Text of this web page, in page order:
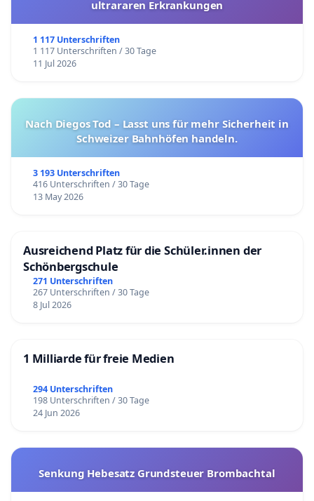
ultrararen Erkrankungen
1 117 Unterschriften
1 117 Unterschriften / 30 Tage
11 Jul 2026
Nach Diegos Tod – Lasst uns für mehr Sicherheit in
Schweizer Bahnhöfen handeln.
3 193 Unterschriften
416 Unterschriften / 30 Tage
13 May 2026
Ausreichend Platz für die Schüler.innen der
Schönbergschule
271 Unterschriften
267 Unterschriften / 30 Tage
8 Jul 2026
1 Milliarde für freie Medien
294 Unterschriften
198 Unterschriften / 30 Tage
24 Jun 2026
Senkung Hebesatz Grundsteuer Brombachtal